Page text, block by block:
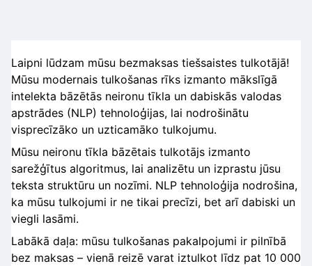
Laipni lūdzam mūsu bezmaksas tiešsaistes tulkotājā!
Mūsu modernais tulkošanas rīks izmanto mākslīgā
intelekta bāzētās neironu tīkla un dabiskās valodas
apstrādes (NLP) tehnoloģijas, lai nodrošinātu
visprecīzāko un uzticamāko tulkojumu.
Mūsu neironu tīkla bāzētais tulkotājs izmanto
sarežģītus algoritmus, lai analizētu un izprastu jūsu
teksta struktūru un nozīmi. NLP tehnoloģija nodrošina,
ka mūsu tulkojumi ir ne tikai precīzi, bet arī dabiski un
viegli lasāmi.
Labākā daļa: mūsu tulkošanas pakalpojumi ir pilnībā
bez maksas – vienā reizē varat iztulkot līdz pat 10 000